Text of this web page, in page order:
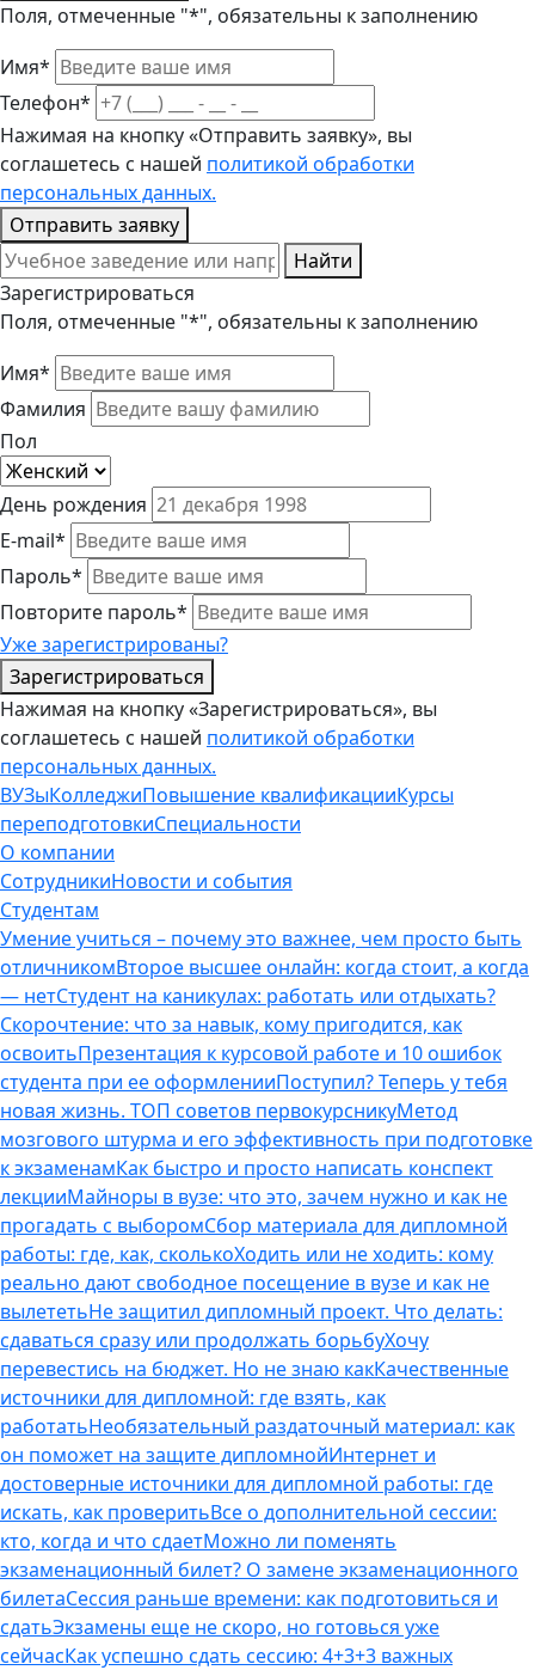
Поля, отмеченные "*", обязательны к заполнению
Имя*
Телефон*
Нажимая на кнопку «Отправить заявку», вы
соглашетесь с нашей политикой обработки
персональных данных.
Отправить заявку
Найти
Зарегистрироваться
Поля, отмеченные "*", обязательны к заполнению
Имя*
Фамилия
Пол
День рождения
E-mail*
Пароль*
Повторите пароль*
Уже зарегистрированы?
Зарегистрироваться
Нажимая на кнопку «Зарегистрироваться», вы
соглашетесь с нашей политикой обработки
персональных данных.
ВУЗыКолледжиПовышение квалификацииКурсы
переподготовкиСпециальности
О компании
СотрудникиНовости и события
Студентам
Умение учиться – почему это важнее, чем просто быть
отличникомВторое высшее онлайн: когда стоит, а когда
— нетСтудент на каникулах: работать или отдыхать?
Скорочтение: что за навык, кому пригодится, как
освоитьПрезентация к курсовой работе и 10 ошибок
студента при ее оформленииПоступил? Теперь у тебя
новая жизнь. ТОП советов первокурсникуМетод
мозгового штурма и его эффективность при подготовке
к экзаменамКак быстро и просто написать конспект
лекцииМайноры в вузе: что это, зачем нужно и как не
прогадать с выборомСбор материала для дипломной
работы: где, как, сколькоХодить или не ходить: кому
реально дают свободное посещение в вузе и как не
вылететьНе защитил дипломный проект. Что делать:
сдаваться сразу или продолжать борьбуХочу
перевестись на бюджет. Но не знаю какКачественные
источники для дипломной: где взять, как
работатьНеобязательный раздаточный материал: как
он поможет на защите дипломнойИнтернет и
достоверные источники для дипломной работы: где
искать, как проверитьВсе о дополнительной сессии:
кто, когда и что сдаетМожно ли поменять
экзаменационный билет? О замене экзаменационного
билетаСессия раньше времени: как подготовиться и
сдатьЭкзамены еще не скоро, но готовься уже
сейчасКак успешно сдать сессию: 4+3+3 важных